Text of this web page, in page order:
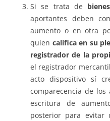
Si se trata de
aportantes deben
aumento o en otra
quien califica en su
registrador de la
el registrador
acto dispositivo sí
comparecencia de
escritura de
posterior para evitar